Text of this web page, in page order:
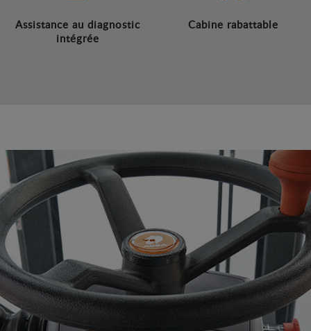
Assistance au diagnostic
intégrée
Cabine rabattable